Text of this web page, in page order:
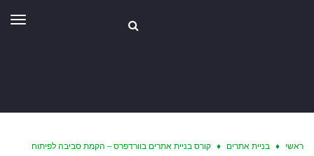
ראשי ♦ בניית אתרים ♦ קורס בניית אתרים בוורדפרס – הקמת סביבה לפיתוח